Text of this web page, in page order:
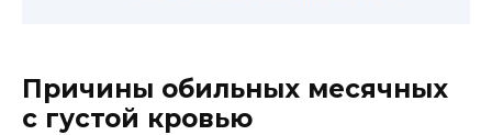
Причины обильных месячных
с густой кровью